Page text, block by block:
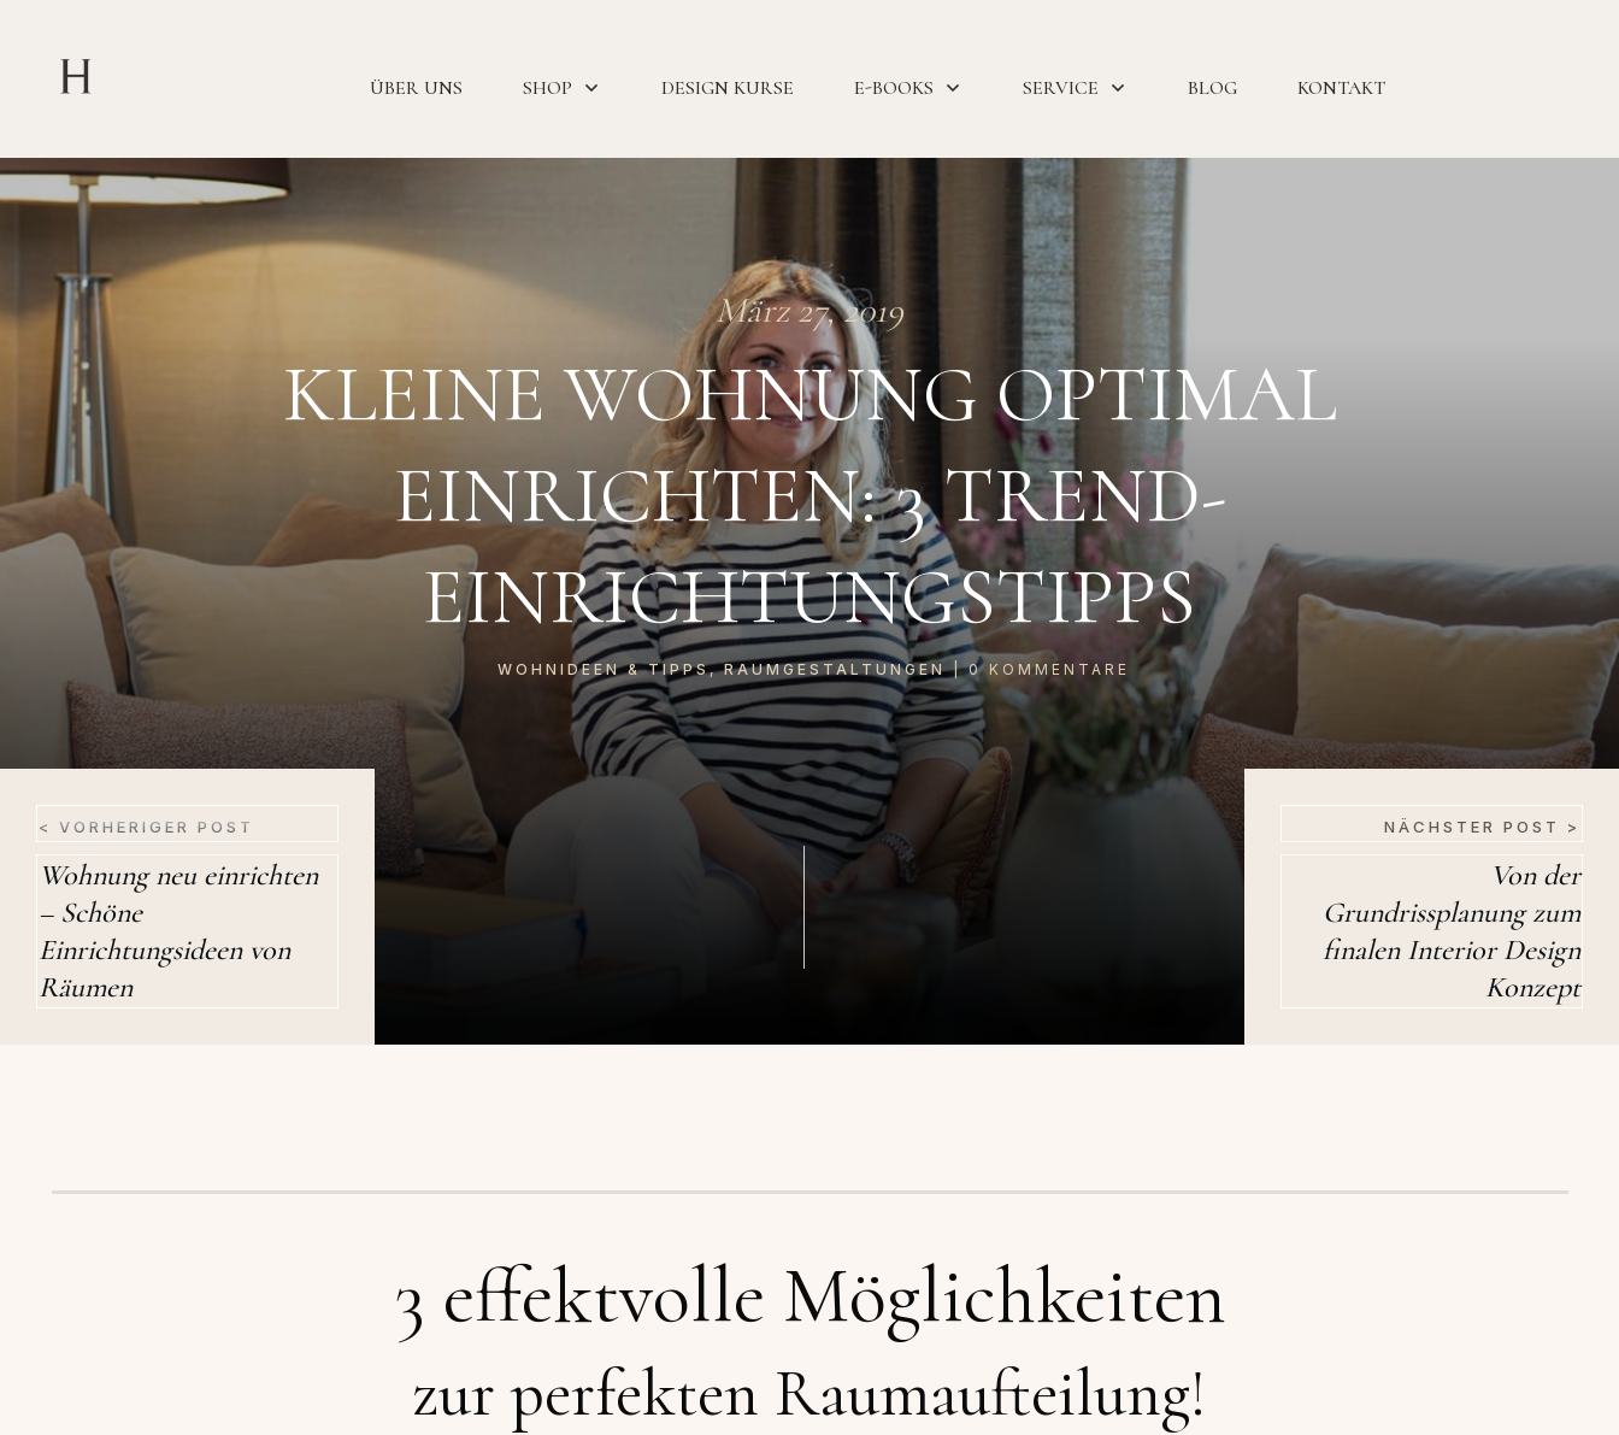
ÜBER UNS SHOP DESIGN KURSE E-BOOKS SERVICE BLOG KONTAKT
März 27, 2019
KLEINE WOHNUNG OPTIMAL
EINRICHTEN: 3 TREND-
EINRICHTUNGSTIPPS
WOHNIDEEN & TIPPS,RAUMGESTALTUNGEN|0KOMMENTARE
< VORHERIGER POST
Wohnung neu einrichten
– Schöne
Einrichtungsideen von
Räumen
NÄCHSTER POST >
Von der
Grundrissplanung zum
finalen Interior Design
Konzept
3 effektvolle Möglichkeiten
zur perfekten Raumaufteilung!